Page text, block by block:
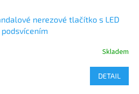
nerezové tlačítko s LED
podsvícením
Skladem
DETAIL